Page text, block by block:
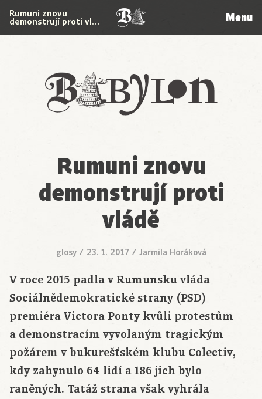
Babylon
Rumuni znovu
demonstrují proti vl… Menu
Rumuni znovu
demonstrují proti
vládě
glosy/ 23. 1. 2017 / Jarmila Horáková
V roce 2015 padla v Rumunsku vláda
Sociálnědemokratické strany (PSD)
premiéra Victora Ponty kvůli protestům
a demonstracím vyvolaným tragickým
požárem v bukurešťském klubu Colectiv,
kdy zahynulo 64 lidí a 186 jich bylo
raněných. Tatáž strana však vyhrála